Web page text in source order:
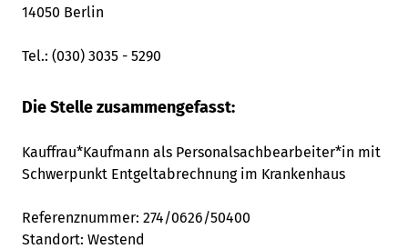
14050 Berlin
Tel.: (030) 3035 - 5290
Die Stelle zusammengefasst:
Kauffrau*Kaufmann als Personalsachbearbeiter*in mit
Schwerpunkt Entgeltabrechnung im Krankenhaus
Referenznummer: 274/0626/50400
Standort: Westend